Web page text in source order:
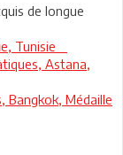
de longue
Tunisie
Astana,
Bangkok, Médaille